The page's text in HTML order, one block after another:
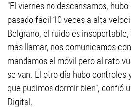
"El viernes no descansamos,
pasado fácil 10 veces a alta
Belgrano, el ruido es
más llamar, nos comunicamos
mandamos el móvil pero al rato
se van. El otro día hubo controles
que pudimos dormir bien", confió
Digital.